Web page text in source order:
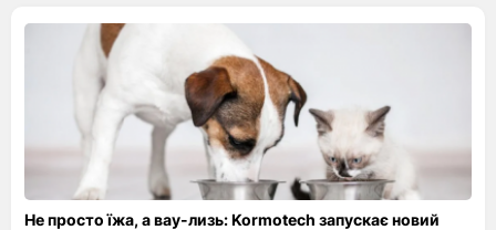
Не просто їжа, а вау-лизь: Kormotech запускає новий